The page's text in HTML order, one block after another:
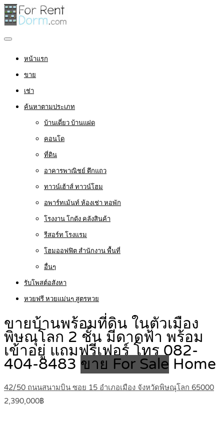
หน้าแรก
ขาย
เช่า
ค้นหาตามประเภท
บ้านเดี่ยว บ้านแฝด
คอนโด
ที่ดิน
อาคารพาณิชย์ ตึกแถว
ทาวน์เฮ้าส์ ทาวน์โฮม
อพาร์ทเม้นท์ ห้องเช่า หอพัก
โรงงาน โกดัง คลังสินค้า
รีสอร์ท โรงแรม
โฮมออฟฟิต สำนักงาน พื้นที่
อื่นๆ
รับโพสต์อสังหา
หวยฟรี หวยแม่นๆ สูตรหวย
ขายบ้านพร้อมที่ดิน ในตัวเมือง
พิษณุโลก 2 ชั้น มีดาดฟ้า พร้อม
เข้าอยู่ แถมฟรีเฟอร์ โทร 082-
404-8483 ขาย For Sale Home
42/50 ถนนสนามบิน ซอย 15 อำเภอเมือง จังหวัดพิษณุโลก 65000
2,390,000฿